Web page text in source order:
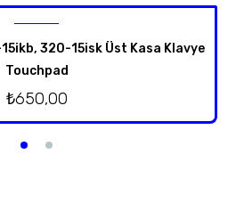
320-15isk Üst Kasa Klavye
Touchpad
₺650,00